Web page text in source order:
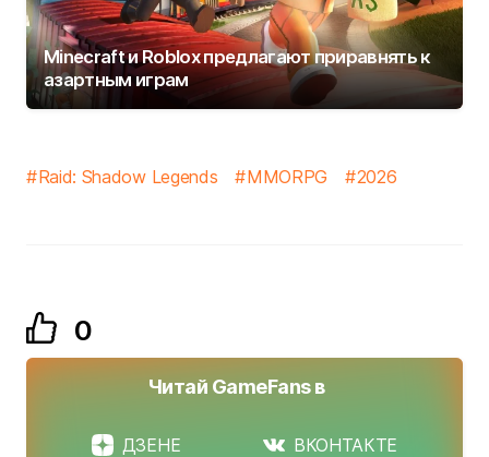
Minecraft и Roblox предлагают приравнять к
азартным играм
Raid: Shadow Legends MMORPG 2026
0
Читай GameFans в
ДЗЕНЕ ВКОНТАКТЕ